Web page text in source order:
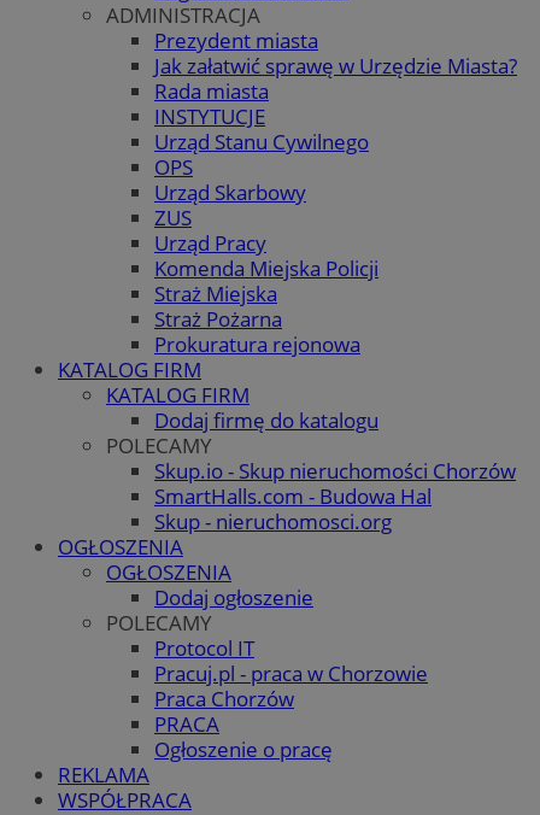
ADMINISTRACJA
Prezydent miasta
Jak załatwić sprawę w Urzędzie Miasta?
Rada miasta
INSTYTUCJE
Urząd Stanu Cywilnego
OPS
Urząd Skarbowy
ZUS
Urząd Pracy
Komenda Miejska Policji
Straż Miejska
Straż Pożarna
Prokuratura rejonowa
KATALOG FIRM
KATALOG FIRM
Dodaj firmę do katalogu
POLECAMY
Skup.io - Skup nieruchomości Chorzów
SmartHalls.com - Budowa Hal
Skup - nieruchomosci.org
OGŁOSZENIA
OGŁOSZENIA
Dodaj ogłoszenie
POLECAMY
Protocol IT
Pracuj.pl - praca w Chorzowie
Praca Chorzów
PRACA
Ogłoszenie o pracę
REKLAMA
WSPÓŁPRACA